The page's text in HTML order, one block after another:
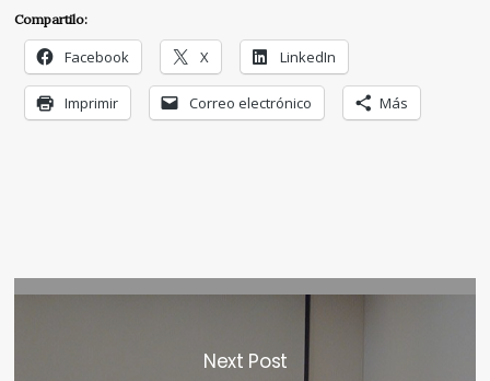
Compartilo:
Facebook X LinkedIn
Imprimir Correo electrónico Más
Next Post